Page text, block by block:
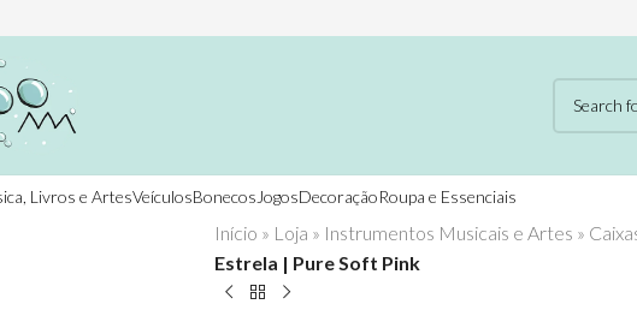
Livros e ArtesVeículosBonecos JogosDecoraçãoRoupa e Essenciais
Início » Loja » Instrumentos Musicais e Artes »
Estrela | Pure Soft Pink